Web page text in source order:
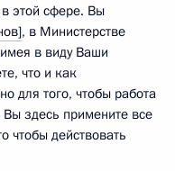
этой сфере. Вы
, в Министерстве
в виду Ваши
что и как
для того, чтобы работа
здесь примените все
чтобы действовать